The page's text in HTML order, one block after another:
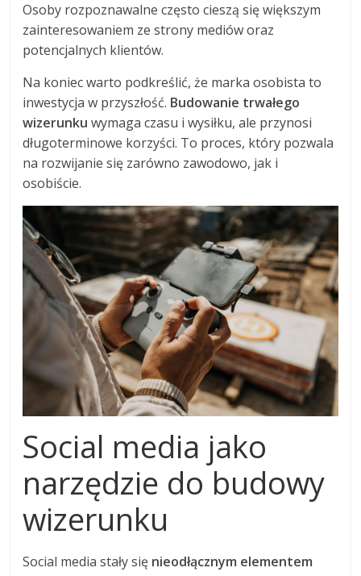
Osoby rozpoznawalne często cieszą się większym
zainteresowaniem ze strony mediów oraz
potencjalnych klientów.
Na koniec warto podkreślić, że marka osobista to
inwestycja w przyszłość. Budowanie trwałego
wizerunku wymaga czasu i wysiłku, ale przynosi
długoterminowe korzyści. To proces, który pozwala
na rozwijanie się zarówno zawodowo, jak i
osobiście.
Social media jako
narzędzie do budowy
wizerunku
Social media stały się nieodłącznym elementem